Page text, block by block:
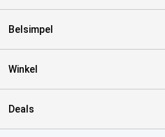
Belsimpel
Winkel
Deals